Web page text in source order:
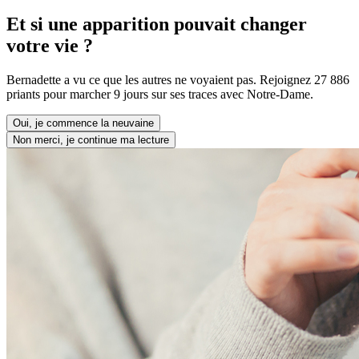
Et si une apparition pouvait changer
votre vie ?
Bernadette a vu ce que les autres ne voyaient pas. Rejoignez 27 886
priants pour marcher 9 jours sur ses traces avec Notre-Dame.
Oui, je commence la neuvaine
Non merci, je continue ma lecture